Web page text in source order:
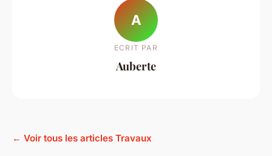
A
ECRIT PAR
Auberte
← Voir tous les articles Travaux